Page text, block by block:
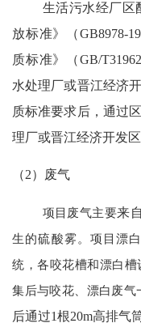
生活污水经厂区
放标准》（GB8978-
质标准》（GB/
水处理厂或晋江经济
质标准要求后，通过
理厂或晋江经济开发
（2） 废气
项目废气主要来
生的硫酸雾。项目漂
统，各咬花槽和漂白
集后与咬花、漂白废气
后通过1根20m高排气